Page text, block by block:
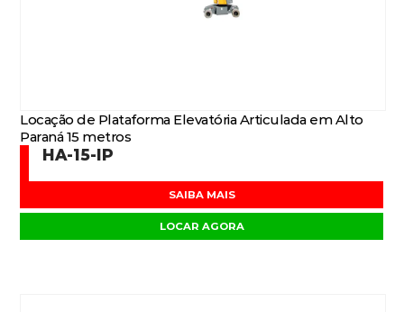
Locação de Plataforma Elevatória Articulada em Alto
Paraná 15 metros
HA-15-IP
SAIBA MAIS
LOCAR AGORA